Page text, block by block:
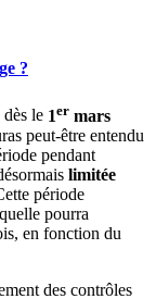
?
le 1er mars
peut-être entendu
pendant
limitée
période
pourra
en fonction du
des contrôles